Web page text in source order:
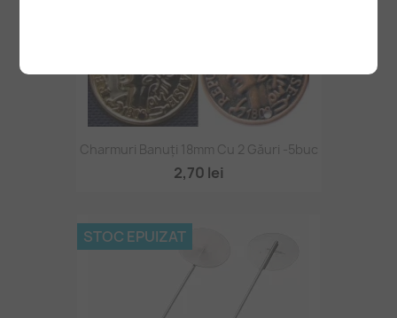
Charmuri Banuți 18mm Cu 2 Găuri -5buc
2,70 lei
STOC EPUIZAT